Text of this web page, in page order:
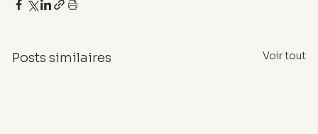
Posts similaires Voir tout